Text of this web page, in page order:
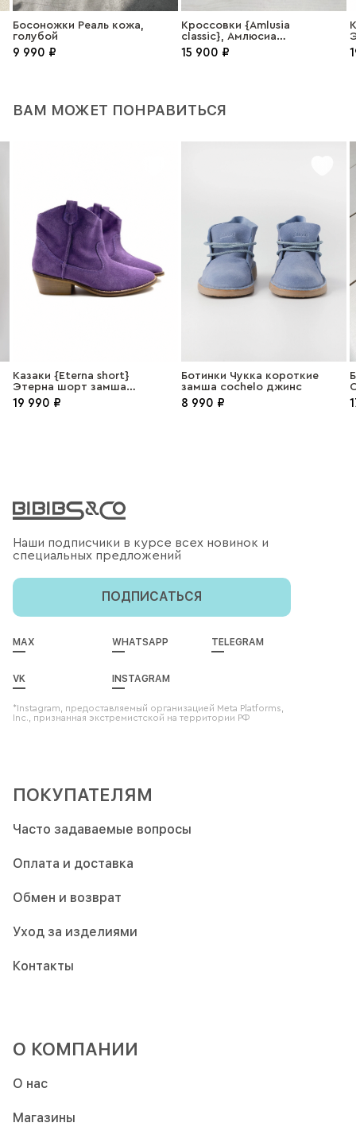
Босоножки Реаль кожа,
голубой
9 990 ₽
Кроссовки {Amlusia
classic}, Амлюсиа
классик,замша голубой
15 900 ₽
ВАМ МОЖЕТ ПОНРАВИТЬСЯ
Казаки {Eterna short}
Этерна шорт замша
лаванда
19 990 ₽
Ботинки Чукка короткие
замша cochelo джинс
8 990 ₽
Наши подписчики в курсе всех новинок и
специальных предложений
ПОДПИСАТЬСЯ
MAX WHATSAPP TELEGRAM
VK INSTAGRAM
*Instagram, предоставляемый организацией Meta Platforms,
Inc., признанная экстремистской на территории РФ
ПОКУПАТЕЛЯМ
Часто задаваемые вопросы
Оплата и доставка
Обмен и возврат
Уход за изделиями
Контакты
О КОМПАНИИ
О нас
Магазины